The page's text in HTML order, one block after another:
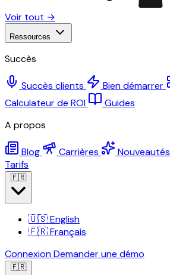
Voir tout →
Ressources
Succès
Succès clients Bien démarrer
Calculateur de ROI
Guides
A propos
Blog Carrières
Nouveautés
Tarifs
🇫🇷
🇺🇸English
🇫🇷Français
ConnexionDemander une démo
🇫🇷